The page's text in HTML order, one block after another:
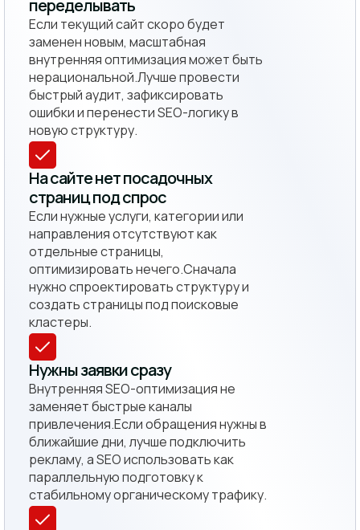
переделывать
Если текущий сайт скоро будет
заменен новым, масштабная
внутренняя оптимизация может быть
нерациональной.Лучше провести
быстрый аудит, зафиксировать
ошибки и перенести SEO-логику в
новую структуру.
На сайте нет посадочных
страниц под спрос
Если нужные услуги, категории или
направления отсутствуют как
отдельные страницы,
оптимизировать нечего.Сначала
нужно спроектировать структуру и
создать страницы под поисковые
кластеры.
Нужны заявки сразу
Внутренняя SEO-оптимизация не
заменяет быстрые каналы
привлечения.Если обращения нужны в
ближайшие дни, лучше подключить
рекламу, а SEO использовать как
параллельную подготовку к
стабильному органическому трафику.